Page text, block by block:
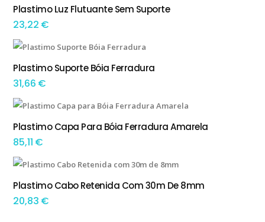
ADICIONAR
Plastimo Luz Flutuante Sem Suporte
23,22 €
ADICIONAR
Plastimo Suporte Bóia Ferradura
31,66 €
ADICIONAR
Plastimo Capa Para Bóia Ferradura Amarela
85,11 €
ADICIONAR
Plastimo Cabo Retenida Com 30m De 8mm
20,83 €